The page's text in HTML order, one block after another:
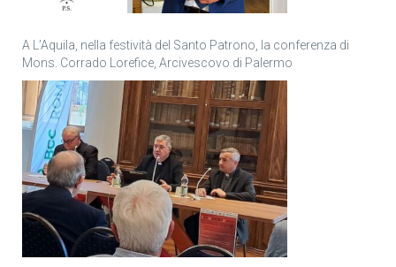
A L’Aquila, nella festività del Santo Patrono, la conferenza di
Mons. Corrado Lorefice, Arcivescovo di Palermo